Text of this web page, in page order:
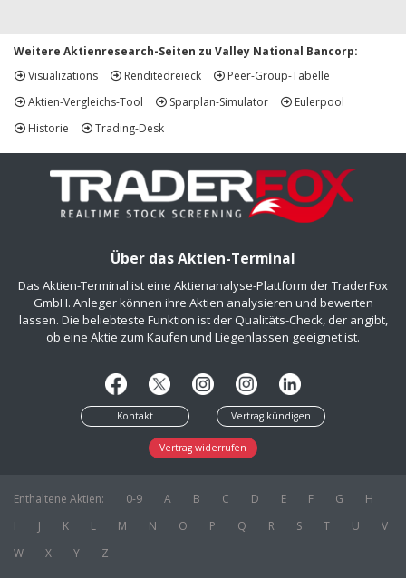
Weitere Aktienresearch-Seiten zu Valley National Bancorp:
Visualizations
Renditedreieck
Peer-Group-Tabelle
Aktien-Vergleichs-Tool
Sparplan-Simulator
Eulerpool
Historie
Trading-Desk
Über das Aktien-Terminal
Das Aktien-Terminal ist eine Aktienanalyse-Plattform der TraderFox
GmbH. Anleger können ihre Aktien analysieren und bewerten
lassen. Die beliebteste Funktion ist der Qualitäts-Check, der angibt,
ob eine Aktie zum Kaufen und Liegenlassen geeignet ist.
Kontakt Vertrag kündigen
Vertrag widerrufen
Enthaltene Aktien: 0-9 A B C D E F G
H
I
J K L M N O P Q R S T U
V
W
X Y Z